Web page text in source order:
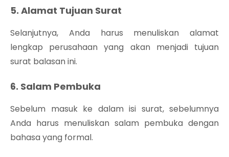
5. Alamat Tujuan Surat
Selanjutnya, Anda harus menuliskan alamat
lengkap perusahaan yang akan menjadi tujuan
surat balasan ini.
6. Salam Pembuka
Sebelum masuk ke dalam isi surat, sebelumnya
Anda harus menuliskan salam pembuka dengan
bahasa yang formal.